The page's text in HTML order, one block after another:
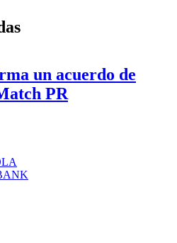
un acuerdo de
PR